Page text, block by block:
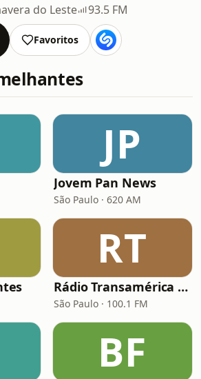
do Leste
93.5 FM
Favoritos
JP
Jovem Pan News
São Paulo · 620 AM
RT
Rádio Transamérica (TMC)
São Paulo · 100.1 FM
BF